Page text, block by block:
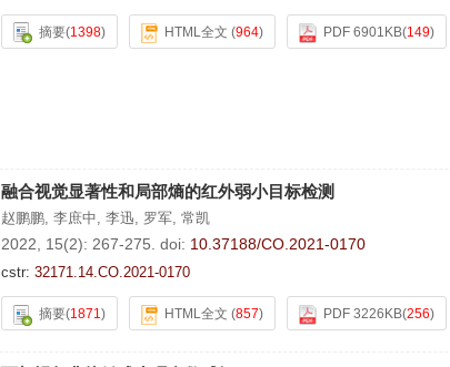
摘要(1398) HTML全文 (964) PDF 6901KB(149)
融合视觉显著性和局部熵的红外弱小目标检测
赵鹏鹏, 李庶中, 李迅, 罗军, 常凯
2022, 15(2): 267-275. doi: 10.37188/CO.2021-0170
cstr: 32171.14.CO.2021-0170
摘要(1871) HTML全文 (857) PDF 3226KB(256)